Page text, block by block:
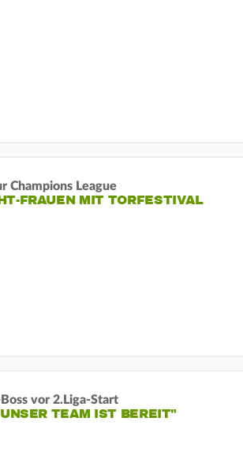
Champions League
FRAUEN MIT TORFESTIVAL
vor 2.Liga-Start
TEAM IST BEREIT"